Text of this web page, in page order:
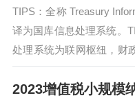
TIPS：全称 Treasury
译为国库信息处理系统。
处理系统为联网枢纽，财
型联接实现电子信息在
库、退库、更正、对账等
2023增值税小规模